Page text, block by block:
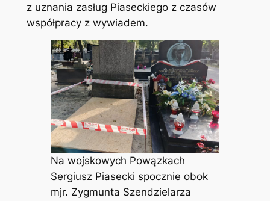
z uznania zasług Piaseckiego z czasów
współpracy z wywiadem.
Na wojskowych Powązkach
Sergiusz Piasecki spocznie obok
mjr. Zygmunta Szendzielarza